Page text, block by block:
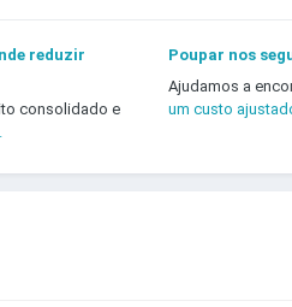
reduzir
consolidado e
Poupar nos
Ajudamos a
um custo